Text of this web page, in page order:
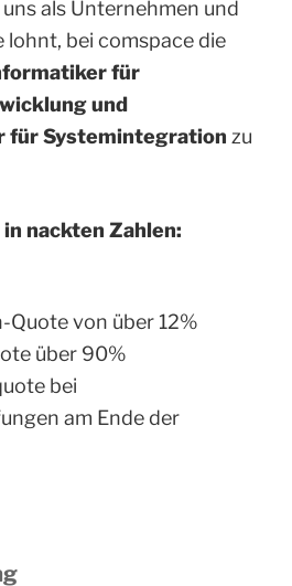
als Unternehmen und
lohnt, bei comspace die
für
und
für Systemintegration zu
nackten Zahlen:
Quote von über 12%
über 90%
bei
am Ende der